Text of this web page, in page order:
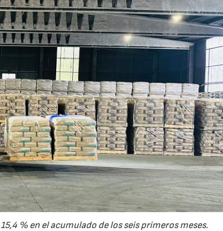
% en el acumulado de los seis primeros meses.